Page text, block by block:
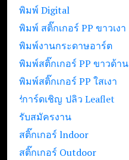
พิมพ์ Digital
พิมพ์ สติ๊กเกอร์ PP ขาวเงา
พิมพ์งานกระดาษอาร์ต
พิมพ์สติ๊กเกอร์ PP ขาวด้าน
พิมพ์สติ๊กเกอร์ PP ใสเงา
รับปริ้นท์ใบปลิว Leaflet
การ์ดเชิญ
รับสมัครงาน
สติ๊กเกอร์ lndoor
สติ๊กเกอร์ Outdoor